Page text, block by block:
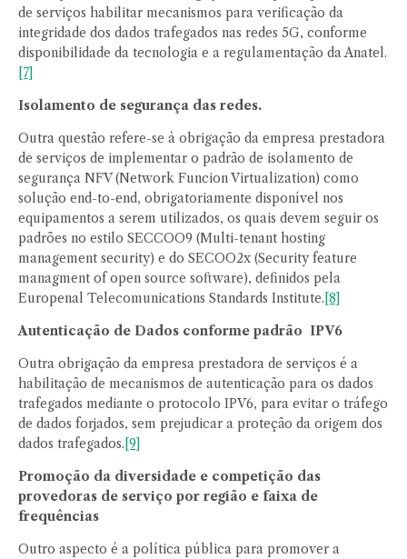
de serviços habilitar mecanismos para verificação da
integridade dos dados trafegados nas redes 5G, conforme
disponibilidade da tecnologia e a regulamentação da Anatel.
[7]
Isolamento de segurança das redes.
Outra questão refere-se à obrigação da empresa prestadora
de serviços de implementar o padrão de isolamento de
segurança NFV (Network Funcion Virtualization) como
solução end-to-end, obrigatoriamente disponível nos
equipamentos a serem utilizados, os quais devem seguir os
padrões no estilo SECCOO9 (Multi-tenant hosting
management security) e do SECOO2x (Security feature
managment of open source software), definidos pela
Europenal Telecomunications Standards Institute. [8]
Autenticação de Dados conforme padrão IPV6
Outra obrigação da empresa prestadora de serviços é a
habilitação de mecanismos de autenticação para os dados
trafegados mediante o protocolo IPV6, para evitar o tráfego
de dados forjados, sem prejudicar a proteção da origem dos
dados trafegados. [9]
Promoção da diversidade e competição das
provedoras de serviço por região e faixa de
frequências
Outro aspecto é a política pública para promover a